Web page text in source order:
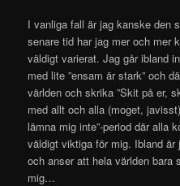
I vanliga fall är jag kanske den
senare tid har jag mer och mer
väldigt varierat. Jag går ibland
med lite ”ensam är stark” och
världen och skrika ”Skit på er,
med allt och alla (moget,
lämna mig inte”-period där alla
väldigt viktiga för mig. Ibland
och anser att hela världen
mig…